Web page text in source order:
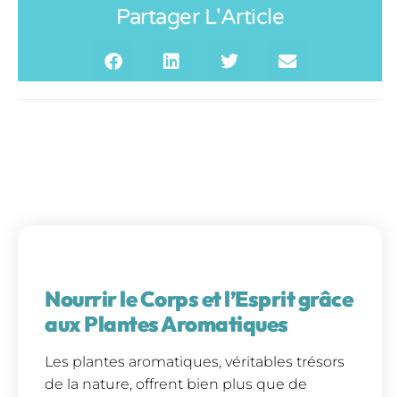
Partager L'Article
Nourrir le Corps et l’Esprit grâce
aux Plantes Aromatiques
Les plantes aromatiques, véritables trésors
de la nature, offrent bien plus que de